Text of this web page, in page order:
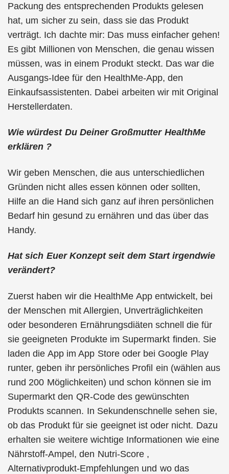
Packung des entsprechenden Produkts gelesen
hat, um sicher zu sein, dass sie das Produkt
verträgt. Ich dachte mir: Das muss einfacher gehen!
Es gibt Millionen von Menschen, die genau wissen
müssen, was in einem Produkt steckt. Das war die
Ausgangs-Idee für den HealthMe-App, den
Einkaufsassistenten. Dabei arbeiten wir mit Original
Herstellerdaten.
Wie würdest Du Deiner Großmutter HealthMe
erklären ?
Wir geben Menschen, die aus unterschiedlichen
Gründen nicht alles essen können oder sollten,
Hilfe an die Hand sich ganz auf ihren persönlichen
Bedarf hin gesund zu ernähren und das über das
Handy.
Hat sich Euer Konzept seit dem Start irgendwie
verändert?
Zuerst haben wir die HealthMe App entwickelt, bei
der Menschen mit Allergien, Unverträglichkeiten
oder besonderen Ernährungsdiäten schnell die für
sie geeigneten Produkte im Supermarkt finden. Sie
laden die App im App Store oder bei Google Play
runter, geben ihr persönliches Profil ein (wählen aus
rund 200 Möglichkeiten) und schon können sie im
Supermarkt den QR-Code des gewünschten
Produkts scannen. In Sekundenschnelle sehen sie,
ob das Produkt für sie geeignet ist oder nicht. Dazu
erhalten sie weitere wichtige Informationen wie eine
Nährstoff-Ampel, den Nutri-Score ,
Alternativprodukt-Empfehlungen und wo das